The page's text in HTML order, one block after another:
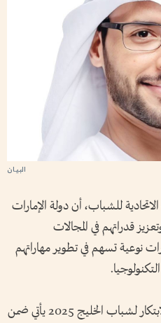
البيان
للشباب، أن دولة الإمارات
قدراتهم في المجالات
نوعية تسهم في تطوير مهاراتهم
موضحاً أن هاكاثون التكنولوجيا والابتكار لشباب الخليج 2025 يأتي ضمن